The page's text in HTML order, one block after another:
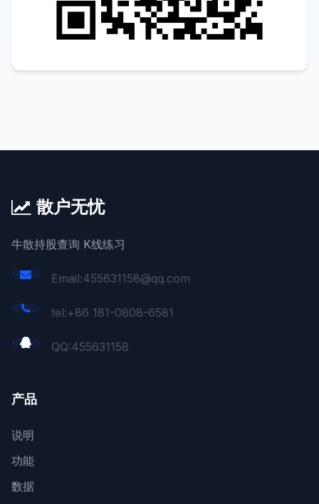
散户无忧
牛散持股查询 K线练习
Email:455631158@qq.com
tel:+86 181-0808-6581
QQ:455631158
产品
说明
功能
数据